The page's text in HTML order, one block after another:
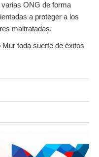
ONG de forma
a proteger a los
maltratadas.
toda suerte de éxitos